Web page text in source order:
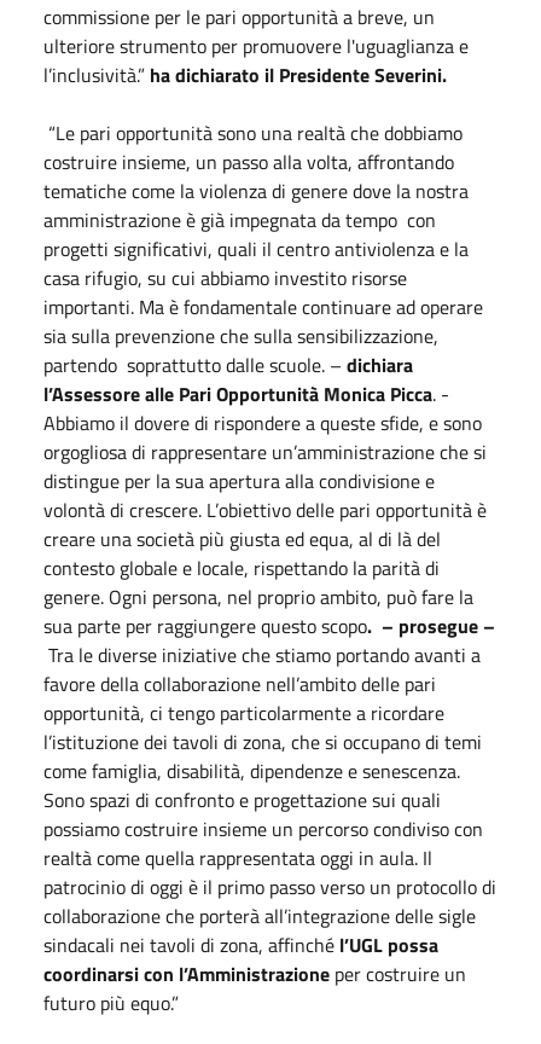
commissione per le pari opportunità a breve, un
ulteriore strumento per promuovere l'uguaglianza e
l’inclusività.” ha dichiarato il Presidente Severini.
“Le pari opportunità sono una realtà che dobbiamo
costruire insieme, un passo alla volta, affrontando
tematiche come la violenza di genere dove la nostra
amministrazione è già impegnata da tempo con
progetti significativi, quali il centro antiviolenza e la
casa rifugio, su cui abbiamo investito risorse
importanti. Ma è fondamentale continuare ad operare
sia sulla prevenzione che sulla sensibilizzazione,
partendo soprattutto dalle scuole. – dichiara
l’Assessore alle Pari Opportunità Monica Picca. -
Abbiamo il dovere di rispondere a queste sfide, e sono
orgogliosa di rappresentare un’amministrazione che si
distingue per la sua apertura alla condivisione e
volontà di crescere. L’obiettivo delle pari opportunità è
creare una società più giusta ed equa, al di là del
contesto globale e locale, rispettando la parità di
genere. Ogni persona, nel proprio ambito, può fare la
sua parte per raggiungere questo scopo. – prosegue –
Tra le diverse iniziative che stiamo portando avanti a
favore della collaborazione nell’ambito delle pari
opportunità, ci tengo particolarmente a ricordare
l’istituzione dei tavoli di zona, che si occupano di temi
come famiglia, disabilità, dipendenze e senescenza.
Sono spazi di confronto e progettazione sui quali
possiamo costruire insieme un percorso condiviso con
realtà come quella rappresentata oggi in aula. Il
patrocinio di oggi è il primo passo verso un protocollo di
collaborazione che porterà all’integrazione delle sigle
sindacali nei tavoli di zona, affinché l’UGL possa
coordinarsi con l’Amministrazione per costruire un
futuro più equo.”